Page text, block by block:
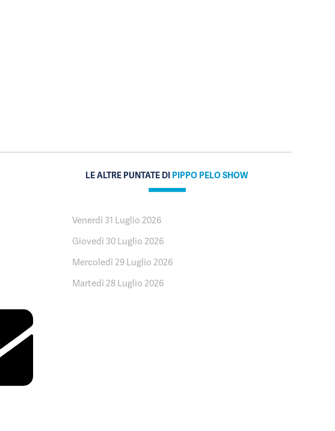
LE ALTRE PUNTATE DI PIPPO PELO SHOW
Venerdì 31 Luglio 2026
Giovedì 30 Luglio 2026
Mercoledì 29 Luglio 2026
Martedì 28 Luglio 2026